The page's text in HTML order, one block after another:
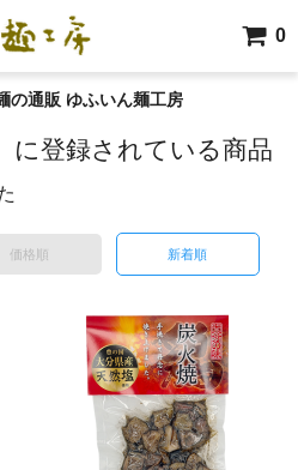
0
の通販 ゆふいん麺工房
に登録されている商品
価格順 新着順